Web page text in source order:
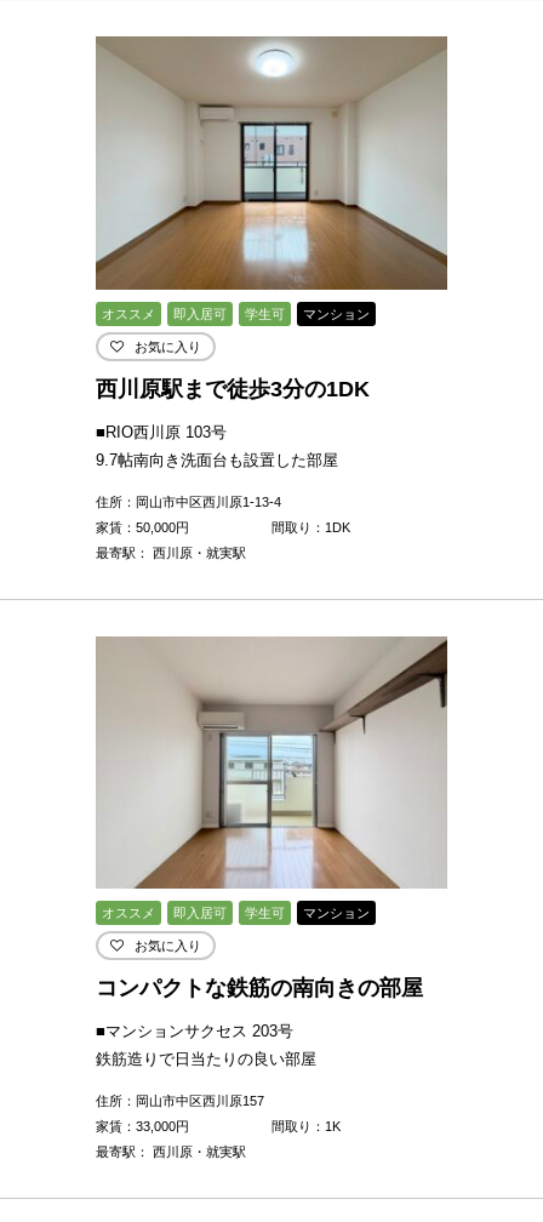
オススメ 即入居可 学生可 マンション
お気に入り
西川原駅まで徒歩3分の1DK
■RIO西川原 103号
9.7帖南向き洗面台も設置した部屋
住所：岡山市中区西川原1-13-4
家賃： 50,000円
間取り：1DK
最寄駅： 西川原・就実駅
オススメ 即入居可 学生可 マンション
お気に入り
コンパクトな鉄筋の南向きの部屋
■マンションサクセス 203号
鉄筋造りで日当たりの良い部屋
住所：岡山市中区西川原157
家賃： 33,000円
間取り：1K
最寄駅： 西川原・就実駅